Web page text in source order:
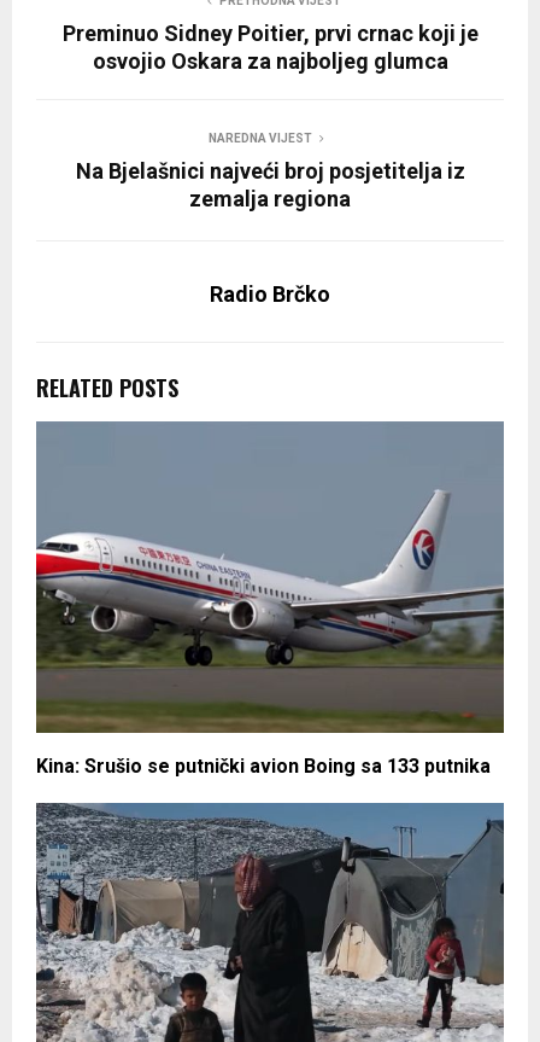
Preminuo Sidney Poitier, prvi crnac koji je
osvojio Oskara za najboljeg glumca
NAREDNA VIJEST
Na Bjelašnici najveći broj posjetitelja iz
zemalja regiona
Radio Brčko
RELATED POSTS
Kina: Srušio se putnički avion Boing sa 133 putnika